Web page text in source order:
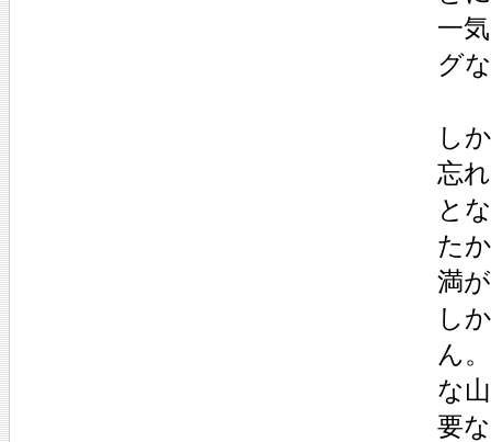
一
グ
し
忘
と
た
満
し
ん
な
要